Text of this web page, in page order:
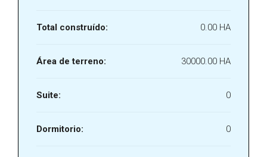
Total construído: 0.00 HA
Área de terreno: 30000.00 HA
Suite: 0
Dormitorio: 0